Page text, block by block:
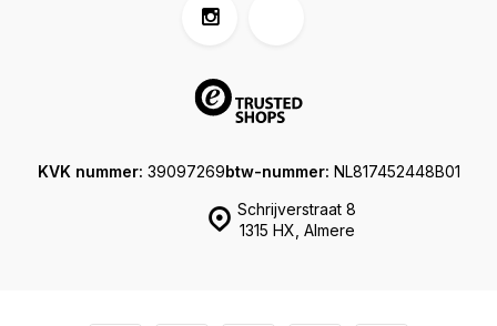
Schrijverstraat 8
1315 HX, Almere
KVK nummer: 39097269btw-nummer: NL817452448B01